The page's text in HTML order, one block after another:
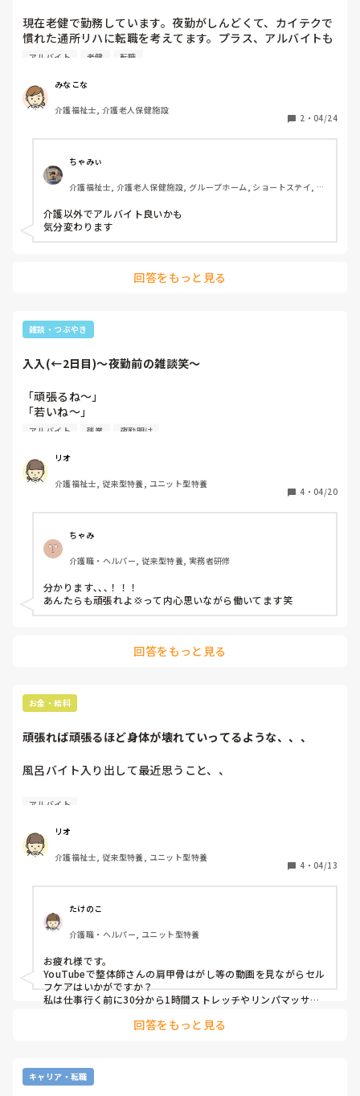
現在老健で勤務しています。夜勤がしんどくて、カイテクで
慣れた通所リハに転職を考えてます。プラス、アルバイトも
していますが、明けにバイトっていうのができなくなりま
をしてますか?
アルバイト 老健 転職
みなこな
介護福祉士, 介護老人保健施設
2 ・ 04/24
ちゃみぃ
介護福祉士, 介護老人保健施設, グループホーム, ショートステイ, デ
介護以外でアルバイト良いかも
気分変わります
回答をもっと見る
雑談・つぶやき
入入(←2日目)〜夜勤前の雑談笑〜
「頑張るね〜」
「若いね〜」
「元気やね〜」
残業や、休み、明けの風呂バイト時に言われる言葉。
正直、若いからって元気なわけではないんだよな🤪
常にカラ元気ᕙ(  ᴖ̀ ̫ᴖ́ ͈  )ᕗ
アルバイト 残業 夜勤明け
リオ
介護福祉士, 従来型特養, ユニット型特養
4 ・ 04/20
ちゃみ
介護職・ヘルパー, 従来型特養, 実務者研修
分かります､､､！！！
あんたらも頑張れよ‪💢って内心思いながら働いてます笑
回答をもっと見る
お金・給料
頑張れば頑張るほど身体が壊れていってるような、、、
風呂バイト入り出して最近思うこと、、
行ける時は行きたいし、利用者さんも清拭よりは入れたい
腰も悪くない、   あと、稼ぎたい、、
ただ、首から肩にかけて、
とにかく痛い😣😣😣😣
そこだけなんだよな〜〜〜😱
整体行くにも、行く気力は残ってなくて帰っちゃうし、、
どーしたものか、、
アルバイト
リオ
介護福祉士, 従来型特養, ユニット型特養
4 ・ 04/13
たけのこ
介護職・ヘルパー, ユニット型特養
お疲れ様です。
YouTubeで整体師さんの肩甲骨はがし等の動画を見ながらセル
フケアはいかがですか？
私は仕事行く前に30分から1時間ストレッチやリンパマッサー
なんとなく凝りずらくなっています。
回答をもっと見る
キャリア・転職